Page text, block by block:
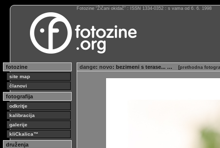
Fotozine “Žičani okidač” : ISSN 1334-0352 : s vama od 6. 6. 1998
fotozine
site map
članovi
fotografija
odkritje
kalibracija
galerije
kliCkalica™
druženja
dange: novo: bezimeni s terase... … [prethodna